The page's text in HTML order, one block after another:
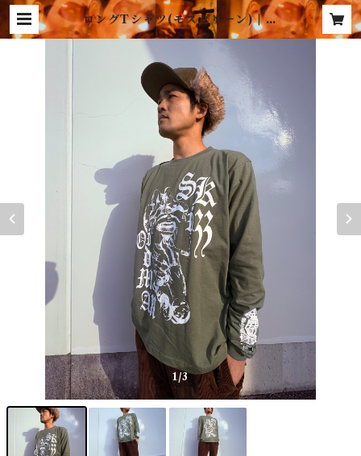
ロングTシャツ(モスグリーン) | ス
キッツォイドマン公式通販ショップ
1/3